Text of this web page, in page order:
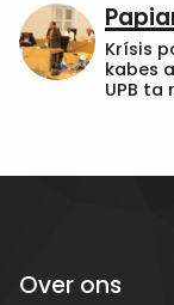
Krísis
kabes
UPB ta
Over ons